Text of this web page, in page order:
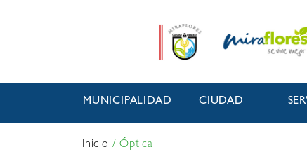
MUNICIPALIDAD CIUDAD
Inicio/Óptica